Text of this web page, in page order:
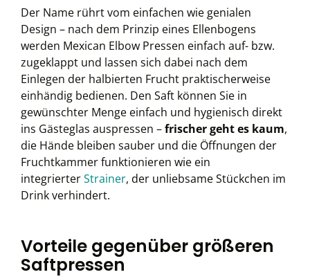
Der Name rührt vom einfachen wie genialen
Design – nach dem Prinzip eines Ellenbogens
werden Mexican Elbow Pressen einfach auf- bzw.
zugeklappt und lassen sich dabei nach dem
Einlegen der halbierten Frucht praktischerweise
einhändig bedienen. Den Saft können Sie in
gewünschter Menge einfach und hygienisch direkt
ins Gästeglas auspressen –frischer geht es kaum,
die Hände bleiben sauber und die Öffnungen der
Fruchtkammer funktionieren wie ein
integrierterStrainer, der unliebsame Stückchen im
Drink verhindert.
Vorteile gegenüber größeren
Saftpressen